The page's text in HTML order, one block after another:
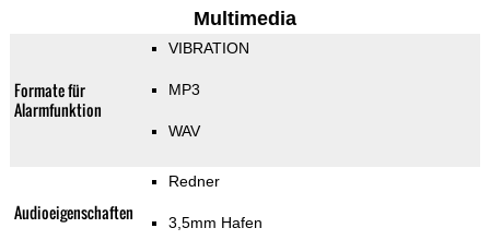
Multimedia
Formate für
Alarmfunktion
VIBRATION
MP3
WAV
Audioeigenschaften
Redner
3,5mm Hafen